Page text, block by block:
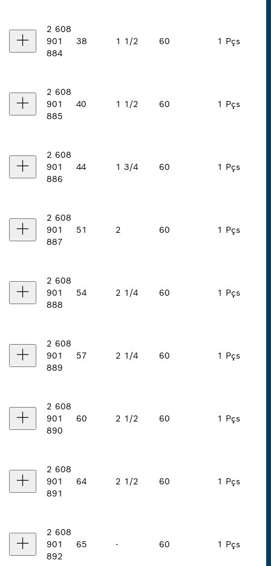
2 608
901
884
38 1 1/2 60 1 Pçs
2 608
901
885
40 1 1/2 60 1 Pçs
2 608
901
886
44 1 3/4 60 1 Pçs
2 608
901
887
51 2 60 1 Pçs
2 608
901
888
54 2 1/4 60 1 Pçs
2 608
901
889
57 2 1/4 60 1 Pçs
2 608
901
890
60 2 1/2 60 1 Pçs
2 608
901
891
64 2 1/2 60 1 Pçs
2 608
901
892
65 - 60 1 Pçs